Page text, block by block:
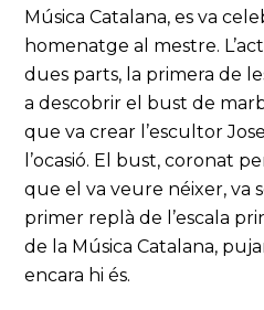
Música Catalana, es va
homenatge al mestre.
dues parts, la primera de
a descobrir el bust de
que va crear l’escultor
l’ocasió. El bust, coronat
que el va veure néixer, va
primer replà de l’escala
de la Música Catalana,
encara hi és.